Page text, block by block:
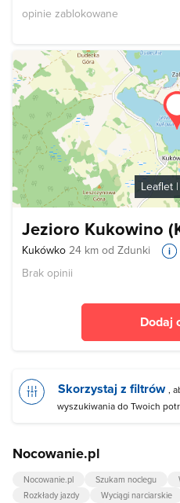
opinie zablokowane
Leaflet
Jezioro Kukowino
Kukówko 24 km od Zdunki
Brak opinii
Dodaj
Skorzystaj z filtrów ,
wyszukiwania do Twoich
Nocowanie.pl
Nocowanie.pl Szukam noclegu
Rozkłady jazdy
Wyciągi narciarskie